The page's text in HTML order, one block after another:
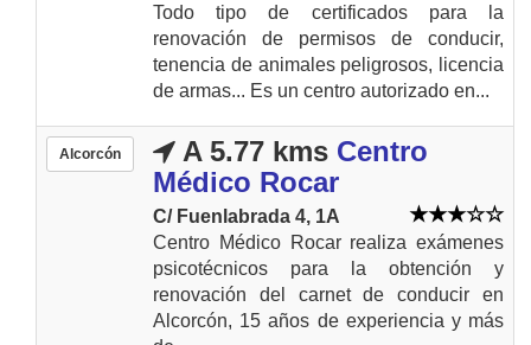
Todo tipo de certificados para la
renovación de permisos de conducir,
tenencia de animales peligrosos, licencia
de armas... Es un centro autorizado en...
Alcorcón A 5.77 kms Centro
Médico Rocar
C/ Fuenlabrada 4, 1A
Centro Médico Rocar realiza exámenes
psicotécnicos para la obtención y
renovación del carnet de conducir en
Alcorcón, 15 años de experiencia y más